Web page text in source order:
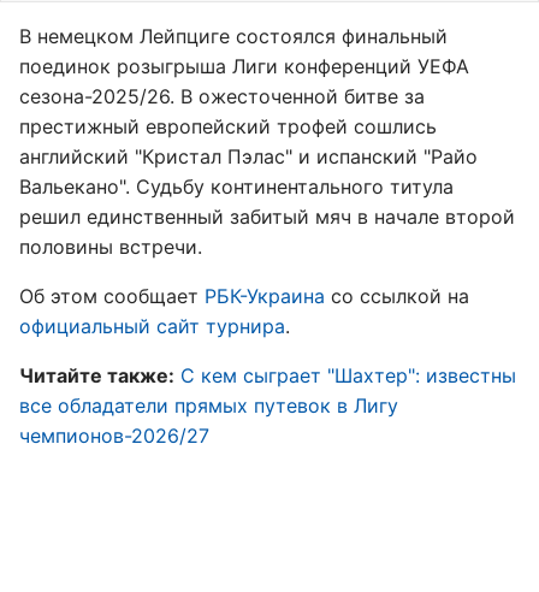
В немецком Лейпциге состоялся финальный
поединок розыгрыша Лиги конференций УЕФА
сезона-2025/26. В ожесточенной битве за
престижный европейский трофей сошлись
английский "Кристал Пэлас" и испанский "Райо
Вальекано". Судьбу континентального титула
решил единственный забитый мяч в начале второй
половины встречи.
Об этом сообщает РБК-Украина со ссылкой на
официальный сайт турнира.
Читайте также: С кем сыграет "Шахтер": известны
все обладатели прямых путевок в Лигу
чемпионов-2026/27